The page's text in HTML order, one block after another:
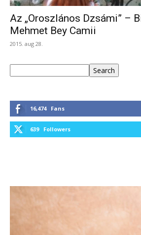
Az „Oroszlános Dzsámi” –
Mehmet Bey Camii
2015. aug 28.
Search
16,474 Fans
639 Followers